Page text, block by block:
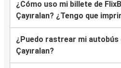
¿Cómo uso mi billete de
Çayıralan? ¿Tengo que
¿Puedo rastrear mi autobús
Çayıralan?